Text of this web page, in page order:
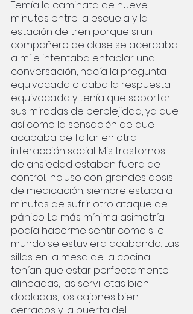
Temía la caminata de nueve
minutos entre la escuela y la
estación de tren porque si un
compañero de clase se acercaba
a mí e intentaba entablar una
conversación, hacía la pregunta
equivocada o daba la respuesta
equivocada y tenía que soportar
sus miradas de perplejidad, ya que
así como la sensación de que
acababa de fallar en otra
interacción social. Mis trastornos
de ansiedad estaban fuera de
control. Incluso con grandes dosis
de medicación, siempre estaba a
minutos de sufrir otro ataque de
pánico. La más mínima asimetría
podía hacerme sentir como si el
mundo se estuviera acabando. Las
sillas en la mesa de la cocina
tenían que estar perfectamente
alineadas, las servilletas bien
dobladas, los cajones bien
cerrados y la puerta del